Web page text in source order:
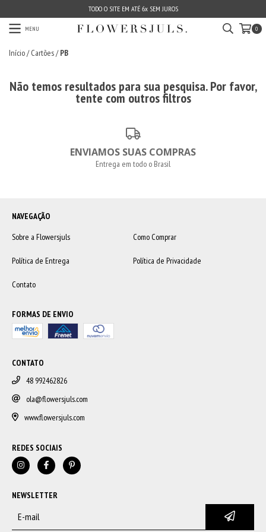
TODO O SITE EM ATÉ 6x SEM JUROS
MENU 0
Início/ Cartões/ PB
Não temos resultados para sua pesquisa. Por favor,
tente com outros filtros
ENVIAMOS SUAS COMPRAS
Entrega em todo o Brasil
NAVEGAÇÃO
Sobre a Flowersjuls
Como Comprar
Política de Entrega Política de Privacidade
Contato
FORMAS DE ENVIO
CONTATO
48 992462826
ola@flowersjuls.com
www.flowersjuls.com
REDES SOCIAIS
NEWSLETTER